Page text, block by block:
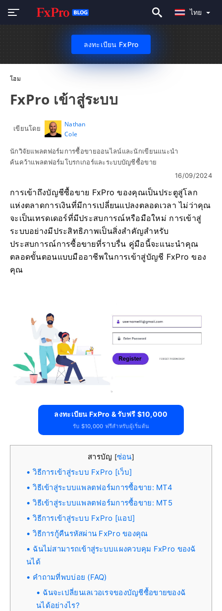
ไทย
ลงทะเบียน FxPro
โฮม
FxPro เข้าสู่ระบบ
เขียนโดย
Nathan
Cole
นักวิจัยแพลตฟอร์มการซื้อขายออนไลน์และนักเขียนแนะนำ
ค้นคว้าแพลตฟอร์มโบรกเกอร์และระบบบัญชีซื้อขาย
16/09/2024
การเข้าถึงบัญชีซื้อขาย FxPro ของคุณเป็นประตูสู่โลก
แห่งตลาดการเงินที่มีการเปลี่ยนแปลงตลอดเวลา ไม่ว่าคุณ
จะเป็นเทรดเดอร์ที่มีประสบการณ์หรือมือใหม่ การเข้าสู่
ระบบอย่างมีประสิทธิภาพเป็นสิ่งสำคัญสำหรับ
ประสบการณ์การซื้อขายที่ราบรื่น คู่มือนี้จะแนะนำคุณ
ตลอดขั้นตอนแบบมืออาชีพในการเข้าสู่บัญชี FxPro ของ
คุณ
ลงทะเบียน FxPro & รับฟรี $10,000
รับ $10,000 ฟรีสำหรับผู้เริ่มต้น
สารบัญ [ซ่อน]
วิธีการเข้าสู่ระบบ FxPro [เว็บ]
วิธีเข้าสู่ระบบแพลตฟอร์มการซื้อขาย: MT4
วิธีเข้าสู่ระบบแพลตฟอร์มการซื้อขาย: MT5
วิธีการเข้าสู่ระบบ FxPro [แอป]
วิธีการกู้คืนรหัสผ่าน FxPro ของคุณ
ฉันไม่สามารถเข้าสู่ระบบแผงควบคุม FxPro ของฉั
นได้
คำถามที่พบบ่อย (FAQ)
ฉันจะเปลี่ยนเลเวอเรจของบัญชีซื้อขายของฉั
นได้อย่างไร?